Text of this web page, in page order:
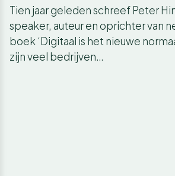
Tien jaar geleden schreef Peter
speaker, auteur en oprichter van
boek ‘Digitaal is het nieuwe
zijn veel bedrijven…